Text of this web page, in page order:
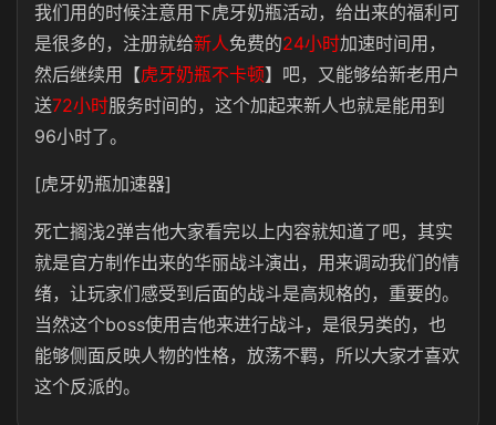
我们用的时候注意用下虎牙奶瓶活动，给出来的福利可
是很多的，注册就给新人免费的24小时加速时间用，
然后继续用【虎牙奶瓶不卡顿】吧，又能够给新老用户
送72小时服务时间的，这个加起来新人也就是能用到
96小时了。
[虎牙奶瓶加速器]
死亡搁浅2弹吉他大家看完以上内容就知道了吧，其实
就是官方制作出来的华丽战斗演出，用来调动我们的情
绪，让玩家们感受到后面的战斗是高规格的，重要的。
当然这个boss使用吉他来进行战斗，是很另类的，也
能够侧面反映人物的性格，放荡不羁，所以大家才喜欢
这个反派的。